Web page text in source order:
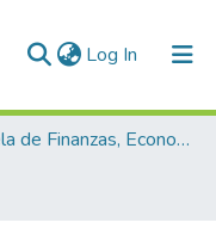
Log In (current)
Escuela de Finanzas, Economía y Gobierno